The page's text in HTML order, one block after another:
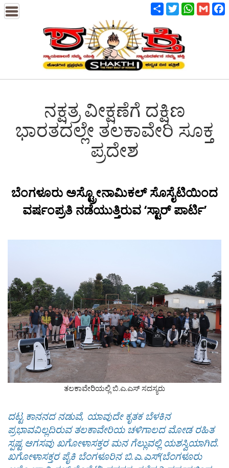
ನಕ್ಷತ್ರ ವೀಕ್ಷಣೆಗೆ ದಕ್ಷಿಣ
ಭಾರತದಲ್ಲೇ ತಲಕಾವೇರಿ ಸೂಕ್ತ
ಪ್ರದೇಶ
ಬೆಂಗಳೂರು ಅಸ್ಟ್ರೋನಾಮಿಕಲ್ ಸೊಸೈಟಿಯಿಂದ
ವರ್ಷಂಪ್ರತಿ ನಡೆಯುತ್ತಿರುವ ‘ಸ್ಟಾರ್ ಪಾರ್ಟಿ’
ತಲಕಾವೇರಿಯಲ್ಲಿ ಬಿ.ಎ.ಎಸ್ ಸದಸ್ಯರು
ದಟ್ಟ ಕಾನನದ ನಡುವೆ, ಯಾವುದೇ ಕೃತಕ ಬೆಳಕಿನ
ಪ್ರಭಾವವಿಲ್ಲದಿರುವ ತಲಕಾವೇರಿಯ ಚಳಿಗಾಲದ ಮೋಡ ರಹಿತ
ಸ್ಪಷ್ಟ ಆಗಸವು ಖಗೋಳಾಸಕ್ತರ ಮನ ಗೆಲ್ಲುವಲ್ಲಿ ಯಶಸ್ವಿಯಾಗಿದೆ.
ಖಗೋಳಾಸಕ್ತರ ಪೈಕಿ ಬೆಂಗಳೂರಿನ ಬಿ.ಎ.ಎಸ್(ಬೆಂಗಳೂರು
ShareTwitterWhatsApp
Gmail